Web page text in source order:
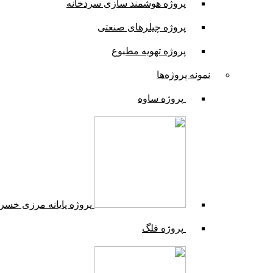
پروژه هوشمند سازی سردخانه
پروژه چیلرهای صنعتی
پروژه تهویه مطبوع
نمونه پروژه‌ها
پروژه ساوه
پروژه پایانه مرزی
پروژه فلگ